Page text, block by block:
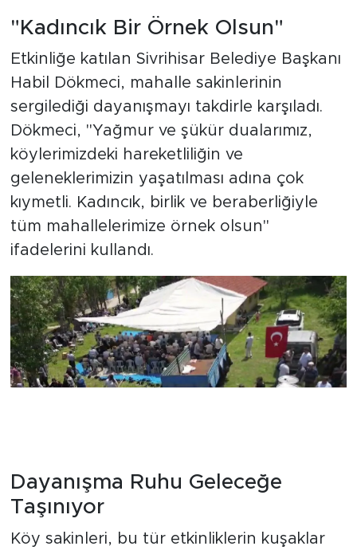
"Kadıncık Bir Örnek Olsun"
Etkinliğe katılan Sivrihisar Belediye Başkanı
Habil Dökmeci, mahalle sakinlerinin
sergilediği dayanışmayı takdirle karşıladı.
Dökmeci, "Yağmur ve şükür dualarımız,
köylerimizdeki hareketliliğin ve
geleneklerimizin yaşatılması adına çok
kıymetli. Kadıncık, birlik ve beraberliğiyle
tüm mahallelerimize örnek olsun"
ifadelerini kullandı.
Dayanışma Ruhu Geleceğe
Taşınıyor
Köy sakinleri, bu tür etkinliklerin kuşaklar